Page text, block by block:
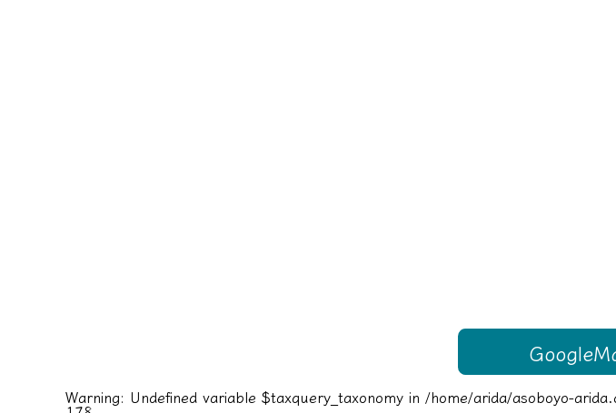
Warning: Undefined variable $taxquery_taxonomy in /home/arida/asoboyo-